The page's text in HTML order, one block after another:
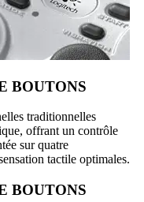
BOUTONS
traditionnelles
offrant un contrôle
sur quatre
tactile optimales.
BOUTONS